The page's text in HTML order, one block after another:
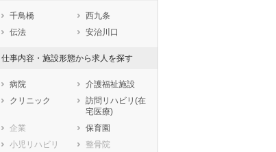
石川県
福井県
静岡県
愛知県
三重県
兵庫県
奈良県
和歌山県
鳥取県
島根県
岡山県
広島県
山口県
徳島県
高知県
福岡県
佐賀県
熊本県
大分県
千鳥橋
西九条
伝法
安治川口
仕事内容・施設形態から求人を探す
病院
介護福祉施設
クリニック
訪問リハビリ(在
宅医療)
企業
保育園
小児リハビリ
整骨院